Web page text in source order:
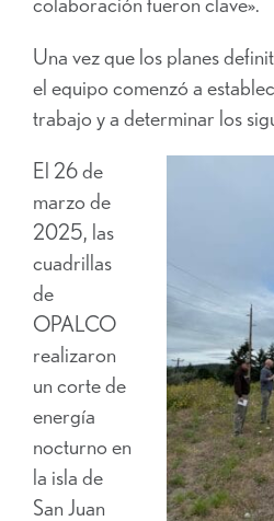
Una vez que los planes
el equipo comenzó a
trabajo y a determinar los
El 26 de
marzo de
2025, las
cuadrillas
de
OPALCO
realizaron
un corte de
energía
nocturno en
la isla de
San Juan